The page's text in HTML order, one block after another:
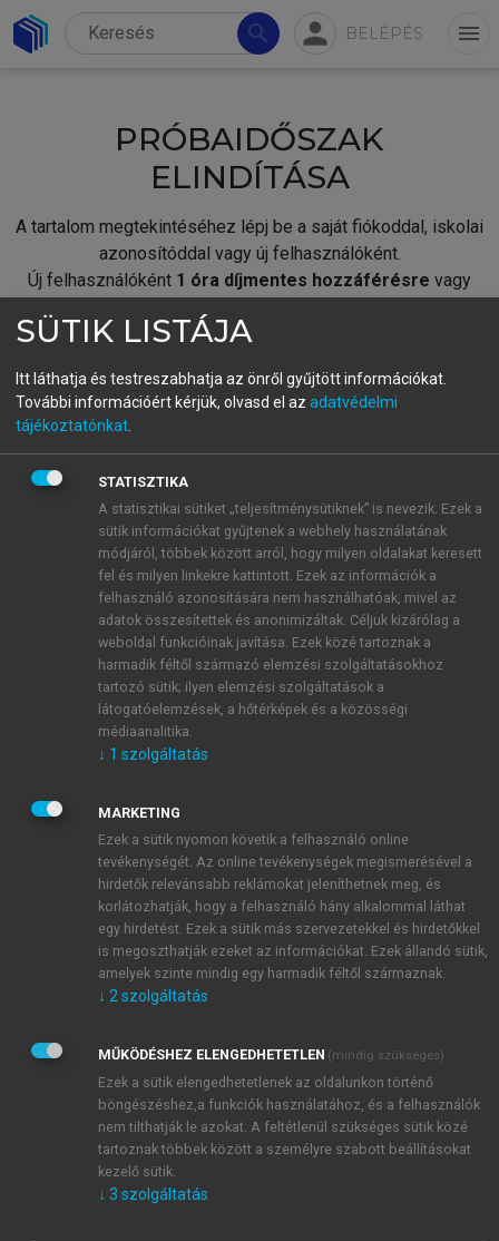
search person BELÉPÉS menu
PRÓBAIDŐSZAK
ELINDÍTÁSA
A tartalom megtekintéséhez lépj be a saját fiókoddal, iskolai
azonosítóddal vagy új felhasználóként.
Új felhasználóként 1 óra díjmentes hozzáférésre vagy
fiókoddal,vagy hozz létre új fiókot.
A regisztráció után apróbaidőszakautomatikusan
BELÉPÉS SAJÁT FIÓKKAL
ÚJ FIÓK LÉTREHOZÁSA
1 óra díjmentes hozzáférés
E-MAIL-CÍM
JELSZÓ
JELSZÓ ÚJRA
Kérek értesítést a MeRSZ újdonságairól, akcióiról.
Kérek értesítést az Akadémiai Kiadó Zrt. újdonságairól,
Adatkezelési tájékoztatóbanfoglaltakat tudomásul
veszem és elfogadom.
Általános vásárlási feltételeket, valamint a szotar.netés a
mersz.huoldalak licencszerződéseiben foglaltakat
tudomásul veszem és elfogadom.
KIPRÓBÁLOM
SÜTIK LISTÁJA
Itt láthatja és testreszabhatja az önről gyűjtött információkat.
További információért kérjük, olvasd el az adatvédelmi
tájékoztatónkat
STATISZTIKA
A statisztikai sütiket „teljesítménysütiknek” is nevezik. Ezek a
sütik információkat gyűjtenek a webhely használatának
módjáról, többek között arról, hogy milyen oldalakat keresett
fel és milyen linkekre kattintott. Ezek az információk a
felhasználó azonosítására nem használhatóak, mivel az
adatok összesítettek és anonimizáltak. Céljuk kizárólag a
weboldal funkcióinak javítása. Ezek közé tartoznak a
harmadik féltől származó elemzési szolgáltatásokhoz
tartozó sütik; ilyen elemzési szolgáltatások a
látogatóelemzések, a hőtérképek és a közösségi
médiaanalitika.
↓ 1 szolgáltatás
MARKETING
Ezek a sütik nyomon követik a felhasználó online
tevékenységét. Az online tevékenységek megismerésével a
hirdetők relevánsabb reklámokat jeleníthetnek meg, és
korlátozhatják, hogy a felhasználó hány alkalommal láthat
egy hirdetést. Ezek a sütik más szervezetekkel és hirdetőkkel
is megoszthatják ezeket az információkat. Ezek állandó sütik,
amelyek szinte mindig egy harmadik féltől származnak.
↓ 2 szolgáltatás
MŰKÖDÉSHEZ ELENGEDHETETLEN (mindig szükséges)
Ezek a sütik elengedhetetlenek az oldalunkon történő
böngészéshez,a funkciók használatához, és a felhasználók
nem tilthatják le azokat. A feltétlenül szükséges sütik közé
tartoznak többek között a személyre szabott beállításokat
kezelő sütik.
↓ 3 szolgáltatás